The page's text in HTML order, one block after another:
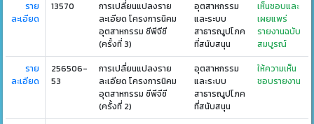
ราย
ละเอียด
13570
การเปลี่ยนแปลงราย
ละเอียด โครงการนิคม
อุตสาหกรรม ซีพีจีซี
(ครั้งที่ 3)
อุตสาหกรรม
และระบบ
สาธารณูปโภค
ที่สนับสนุน
เห็นชอบและ
เผยแพร่
รายงานฉบับ
สมบูรณ์
ราย
ละเอียด
256506-
53
การเปลี่ยนแปลงราย
ละเอียด โครงการนิคม
อุตสาหกรรม ซีพีจีซี
(ครั้งที่ 2)
อุตสาหกรรม
และระบบ
สาธารณูปโภค
ที่สนับสนุน
ให้ความเห็น
ชอบรายงาน